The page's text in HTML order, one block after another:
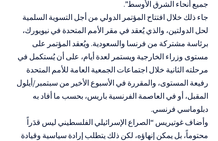
جميع أنحاء الشرق الأوسط”.
جاء ذلك خلال افتتاح المؤتمر الدولي من أجل التسوية السلمية
لحل الدولتين، والذي يُعقد في مقر الأمم المتحدة في نيويورك،
برئاسة مشتركة من فرنسا والسعودية. ويُعقد المؤتمر على
مستوى وزراء الخارجية ويستمر لعدة أيام، على أن يُستكمل في
مرحلته الثانية خلال اجتماعات الجمعية العامة للأمم المتحدة
رفيعة المستوى، والمقررة في الأسبوع الأخير من سبتمبر/أيلول
المقبل، أو في العاصمة الفرنسية باريس، بحسب ما أفاد به
دبلوماسي فرنسي.
وأضاف غوتيريس “الصراع الإسرائيلي الفلسطيني ليس قدَراً
محتوماً، بل يمكن إنهاؤه، لكن ذلك يتطلب إرادة سياسية وقيادة